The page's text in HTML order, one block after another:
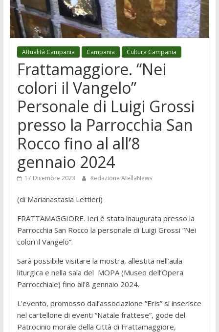
Attualità Campania Campania Cultura Campania
Frattamaggiore. “Nei
colori il Vangelo”
Personale di Luigi Grossi
presso la Parrocchia San
Rocco fino al all’8
gennaio 2024
17 Dicembre 2023 Redazione AtellaNews
(di Marianastasia Lettieri)
FRATTAMAGGIORE. Ieri è stata inaugurata presso la
Parrocchia San Rocco la personale di Luigi Grossi “Nei
colori il Vangelo”.
Sarà possibile visitare la mostra, allestita nell’aula
liturgica e nella sala del MOPA (Museo dell’Opera
Parrocchiale) fino all’8 gennaio 2024.
L’evento, promosso dall’associazione “Eris” si inserisce
nel cartellone di eventi “Natale frattese”, gode del
Patrocinio morale della Città di Frattamaggiore,